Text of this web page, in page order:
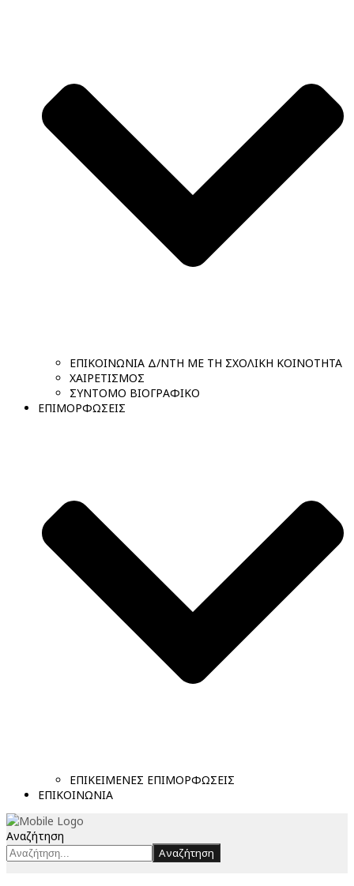
ΕΠΙΚΟΙΝΩΝΙΑ Δ/ΝΤΗ ΜΕ ΤΗ ΣΧΟΛΙΚΗ ΚΟΙΝΟΤΗΤΑ
ΧΑΙΡΕΤΙΣΜΟΣ
ΣΥΝΤΟΜΟ ΒΙΟΓΡΑΦΙΚΟ
ΕΠΙΜΟΡΦΩΣΕΙΣ
ΕΠΙΚΕΙΜΕΝΕΣ ΕΠΙΜΟΡΦΩΣΕΙΣ
ΕΠΙΚΟΙΝΩΝΙΑ
Αναζήτηση
Αναζήτηση